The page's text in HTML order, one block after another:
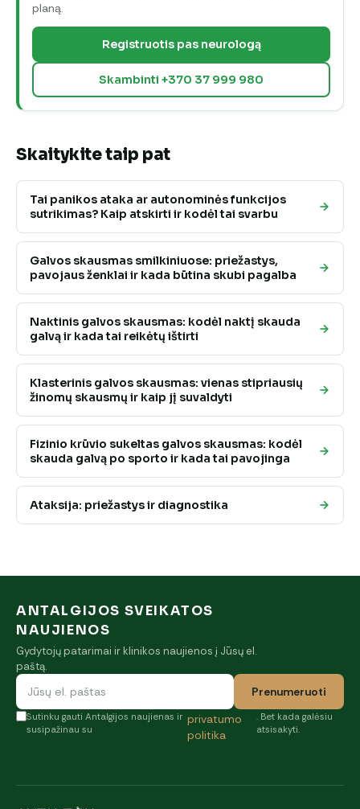
planą.
Registruotis pas neurologą
Skambinti +370 37 999 980
Skaitykite taip pat
Tai panikos ataka ar autonominės funkcijos
sutrikimas? Kaip atskirti ir kodėl tai svarbu
Galvos skausmas smilkiniuose: priežastys,
pavojaus ženklai ir kada būtina skubi pagalba
Naktinis galvos skausmas: kodėl naktį skauda
galvą ir kada tai reikėtų ištirti
Klasterinis galvos skausmas: vienas stipriausių
žinomų skausmų ir kaip jį suvaldyti
Fizinio krūvio sukeltas galvos skausmas: kodėl
skauda galvą po sporto ir kada tai pavojinga
Ataksija: priežastys ir diagnostika
ANTALGIJOS SVEIKATOS
NAUJIENOS
Gydytojų patarimai ir klinikos naujienos į Jūsų el.
paštą.
Prenumeruoti
Sutinku gauti Antalgijos naujienas ir
susipažinau su
privatumo
politika
. Bet kada galėsiu
atsisakyti.